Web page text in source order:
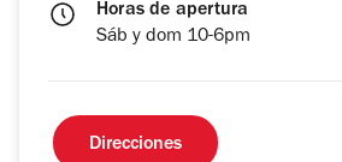
Horas de apertura
Sáb y dom 10-6pm
Direcciones